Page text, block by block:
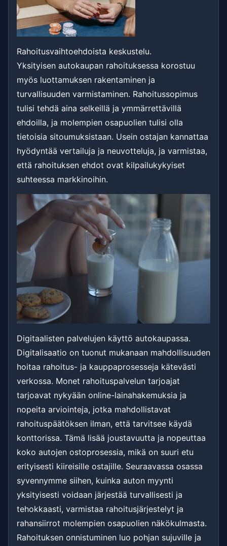
Rahoitusvaihtoehdoista keskustelu.
Yksityisen autokaupan rahoituksessa korostuu
myös luottamuksen rakentaminen ja
turvallisuuden varmistaminen. Rahoitussopimus
tulisi tehdä aina selkeillä ja ymmärrettävillä
ehdoilla, ja molempien osapuolien tulisi olla
tietoisia sitoumuksistaan. Usein ostajan kannattaa
hyödyntää vertailuja ja neuvotteluja, ja varmistaa,
että rahoituksen ehdot ovat kilpailukykyiset
suhteessa markkinoihin.
Digitaalisten palvelujen käyttö autokaupassa.
Digitalisaatio on tuonut mukanaan mahdollisuuden
hoitaa rahoitus- ja kauppaprosesseja kätevästi
verkossa. Monet rahoituspalvelun tarjoajat
tarjoavat nykyään online-lainahakemuksia ja
nopeita arviointeja, jotka mahdollistavat
rahoituspäätöksen ilman, että tarvitsee käydä
konttorissa. Tämä lisää joustavuutta ja nopeuttaa
koko autojen ostoprosessia, mikä on suuri etu
erityisesti kiireisille ostajille. Seuraavassa osassa
syvennymme siihen, kuinka auton myynti
yksityisesti voidaan järjestää turvallisesti ja
tehokkaasti, varmistaa rahoitusjärjestelyt ja
rahansiirrot molempien osapuolien näkökulmasta.
Rahoituksen onnistuminen luo pohjan sujuville ja